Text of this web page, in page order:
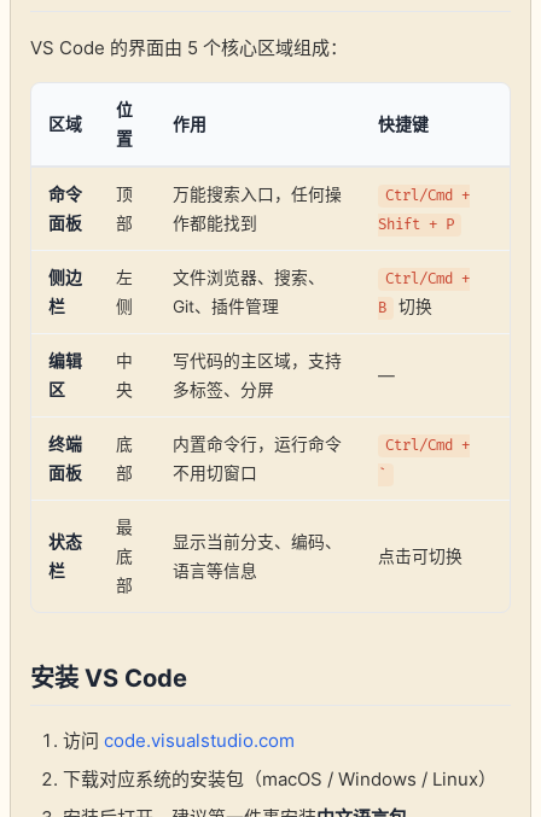
VS Code 的界面由 5 个核心区域组成：
区域
位
置
作用 快捷键
命令
面板
顶
部
万能搜索入口，任何操
作都能找到
Ctrl/Cmd +
Shift + P
侧边
栏
左
侧
文件浏览器、搜索、
Git、插件管理
Ctrl/Cmd +
B
切换
编辑
区
中
央
写代码的主区域，支持
多标签、分屏
—
终端
面板
底
部
内置命令行，运行命令
不用切窗口
Ctrl/Cmd +
`
状态
栏
最
底
部
显示当前分支、编码、
语言等信息
点击可切换
安装 VS Code
访问 code.visualstudio.com
下载对应系统的安装包（macOS / Windows / Linux）